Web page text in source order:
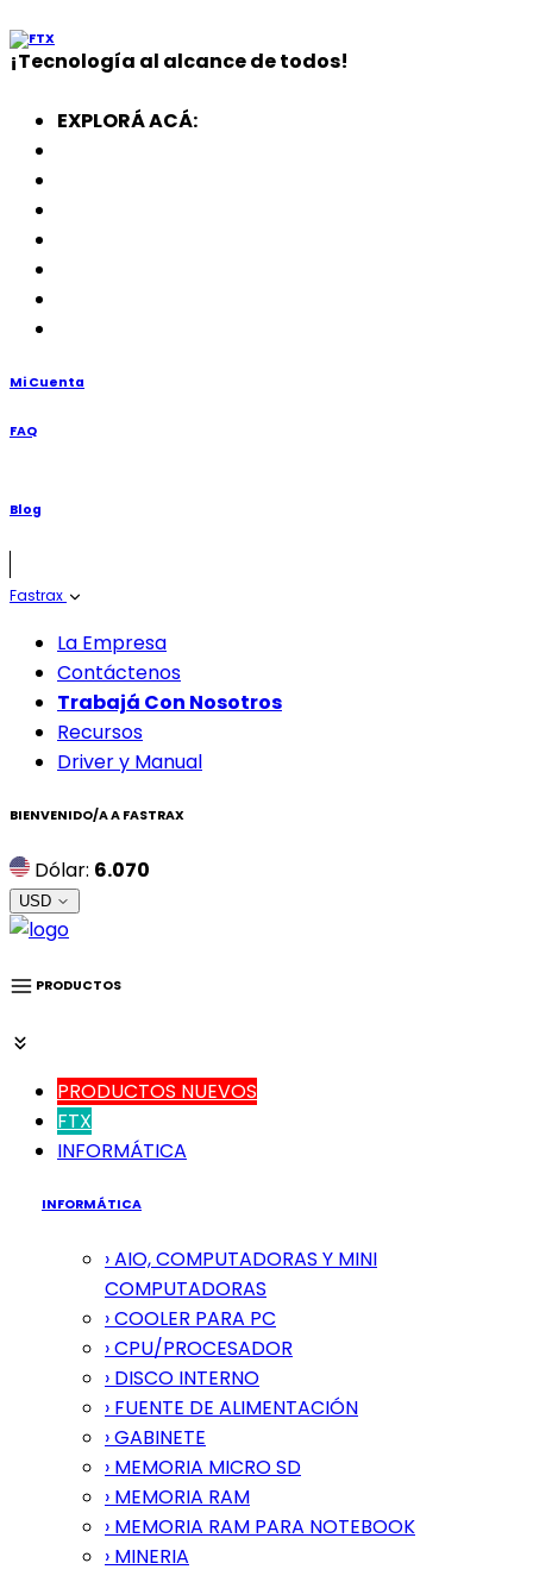
¡Tecnología al alcance de todos!
EXPLORÁ ACÁ:
Mi Cuenta
FAQ
Blog
Fastrax
La Empresa
Contáctenos
Trabajá Con Nosotros
Recursos
Driver y Manual
BIENVENIDO/A A FASTRAX
Dólar: 6.070
USD
PRODUCTOS
PRODUCTOS NUEVOS
FTX
INFORMÁTICA
INFORMÁTICA
› AIO, COMPUTADORAS Y MINI
COMPUTADORAS
› COOLER PARA PC
› CPU/PROCESADOR
› DISCO INTERNO
› FUENTE DE ALIMENTACIÓN
› GABINETE
› MEMORIA MICRO SD
› MEMORIA RAM
› MEMORIA RAM PARA NOTEBOOK
› MINERIA